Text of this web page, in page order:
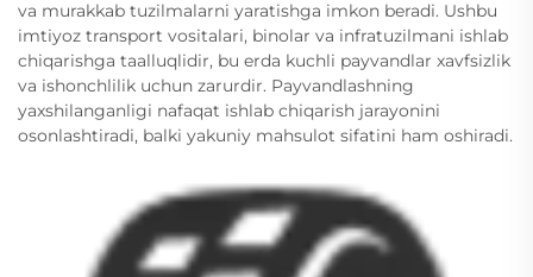
va murakkab tuzilmalarni yaratishga imkon beradi. Ushbu
imtiyoz transport vositalari, binolar va infratuzilmani ishlab
chiqarishga taalluqlidir, bu erda kuchli payvandlar xavfsizlik
va ishonchlilik uchun zarurdir. Payvandlashning
yaxshilanganligi nafaqat ishlab chiqarish jarayonini
osonlashtiradi, balki yakuniy mahsulot sifatini ham oshiradi.